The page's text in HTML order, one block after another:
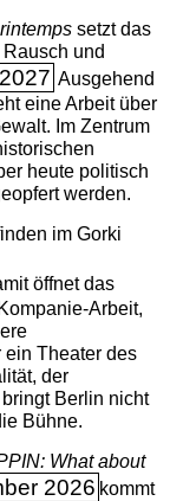
setzt das
und
Ausgehend
eine Arbeit über
Im Zentrum
heute politisch
werden.
im Gorki
öffnet das
Arbeit,
ein Theater des
der
Berlin nicht
Bühne.
What about
2026 kommt